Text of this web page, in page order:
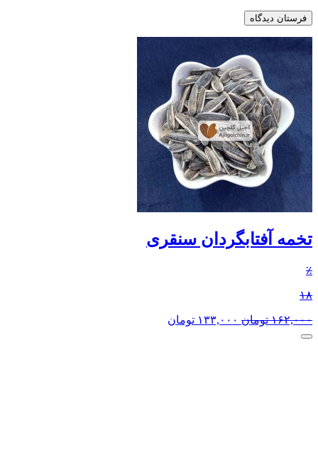
تخمه آفتابگردان سنقری
٪
۱۸
۱۶۲,۰۰۰ تومان ۱۳۳,۰۰۰ تومان